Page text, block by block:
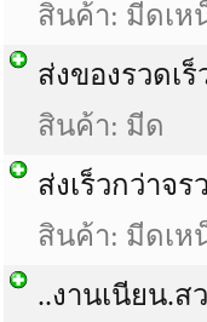
สินค้า: มีดเห
ส่งของรวดเ
สินค้า: มีด
ส่งเร็วกว่าจ
สินค้า: มีดเห
..งานเนียน.ส